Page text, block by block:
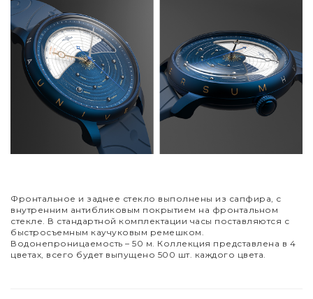
Фронтальное и заднее стекло выполнены из сапфира, с
внутренним антибликовым покрытием на фронтальном
стекле. В стандартной комплектации часы поставляются с
быстросъемным каучуковым ремешком.
Водонепроницаемость – 50 м. Коллекция представлена в 4
цветах, всего будет выпущено 500 шт. каждого цвета.